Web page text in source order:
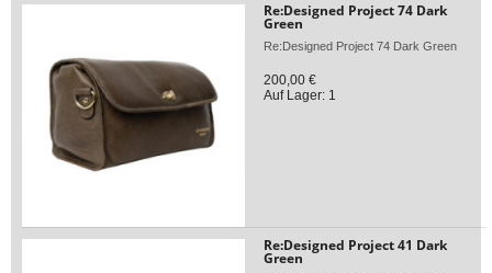
Re:Designed Project 74 Dark
Green
Re:Designed Project 74 Dark Green
200,00 €
Auf Lager: 1
Re:Designed Project 41 Dark
Green